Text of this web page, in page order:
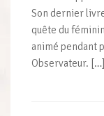
Son dernier
quête du
animé pendant
Observateur. […]